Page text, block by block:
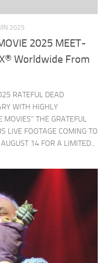
2025
2025 MEET-
Worldwide From
RATEFUL DEAD
WITH HIGHLY
MOVIES” THE GRATEFUL
LIVE FOOTAGE COMING TO
14 FOR A LIMITED...